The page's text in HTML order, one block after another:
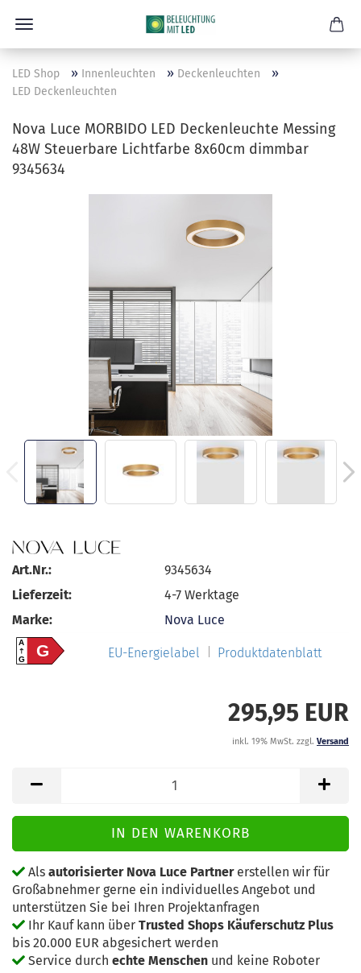
LED Shop » Innenleuchten » Deckenleuchten »
LED Deckenleuchten
Nova Luce MORBIDO LED Deckenleuchte Messing
48W Steuerbare Lichtfarbe 8x60cm dimmbar
9345634
Art.Nr.:
9345634
Lieferzeit:
4-7 Werktage
Marke:
Nova Luce
A
GG EU-Energielabel Produktdatenblatt
295,95 EUR
inkl. 19% MwSt. zzgl. Versand
Als autorisierter Nova Luce Partnererstellen wir für
Großabnehmer gerne ein individuelles Angebot und
unterstützen Sie bei Ihren Projektanfragen
Ihr Kauf kann über Trusted Shops Käuferschutz Plus
bis 20.000 EUR abgesichert werden
Service durch echte Menschen und keine Roboter